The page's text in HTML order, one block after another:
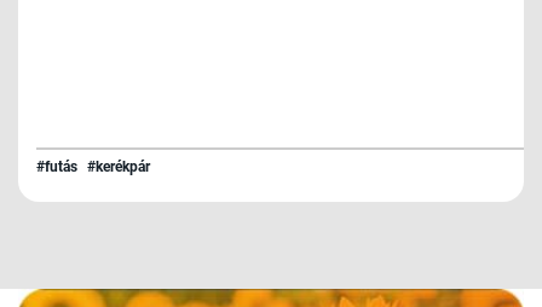
#futás #kerékpár